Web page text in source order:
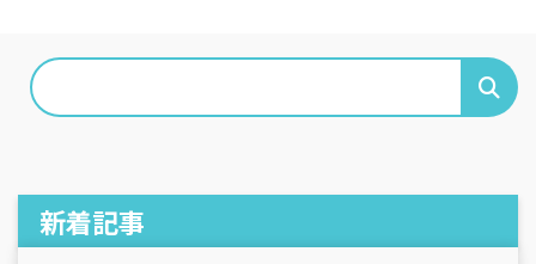
新着記事